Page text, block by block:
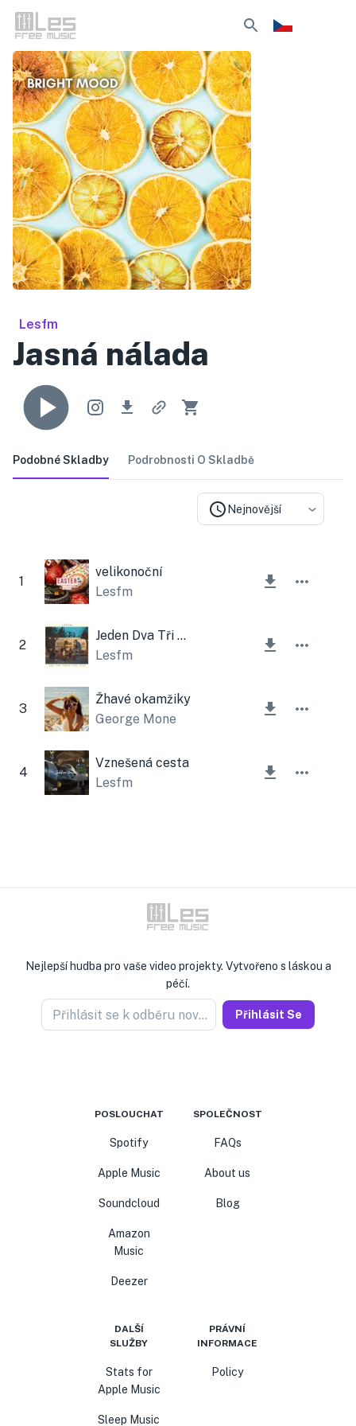
Lesfm
Jasná nálada
Podobné Skladby Podrobnosti O Skladbě
Nejnovější
1
velikonoční
Lesfm
2
Jeden Dva Tři a Čtyři
Lesfm
3
Žhavé okamžiky
George Mone
4
Vznešená cesta
Lesfm
Nejlepší hudba pro vaše video projekty. Vytvořeno s láskou a
péčí.
Přihlásit se k odběru novinek Přihlásit Se
POSLOUCHAT
Spotify
Apple Music
Soundcloud
Amazon
Music
Deezer
SPOLEČNOST
FAQs
About us
Blog
DALŠÍ
SLUŽBY
Stats for
Apple Music
Sleep Music
PRÁVNÍ
INFORMACE
Policy